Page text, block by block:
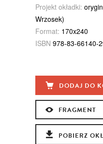
Projekt okładki:
Wrzosek)
Format: 170x240
ISBN 978-83-66140-
DODAJ DO
FRAGMENT
POBIERZ